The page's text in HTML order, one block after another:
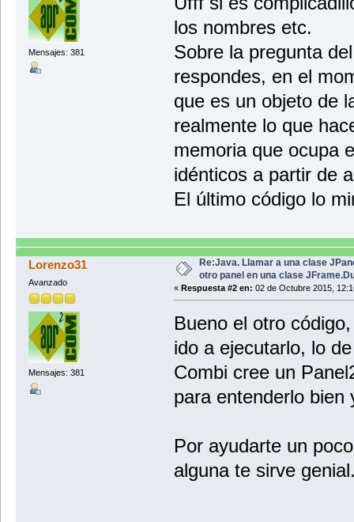
}
}
class Panel2 extends JPanel
//en el metodo
//metodo actionPerformed,
@Override
public void
// TODO Auto-
Object
if(fuente==c.verde){
}
}
}
Mensajes: 381
los nombres etc.
Sobre la pregunta
respondes, en el
que es un objeto de
realmente lo que
memoria que ocupa
idénticos a partir de
El último código lo
Lorenzo31
Avanzado
Mensajes: 381
Re:Java. Llamar a una clase
otro panel en una clase
« Respuesta #2 en: 02 de Octubre 2015,
Bueno el otro
ido a ejecutarlo, lo
Combi cree un
para entenderlo bien
Por ayudarte un
alguna te sirve